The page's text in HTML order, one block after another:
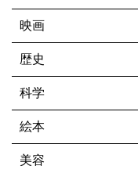
映画
歴史
科学
絵本
美容